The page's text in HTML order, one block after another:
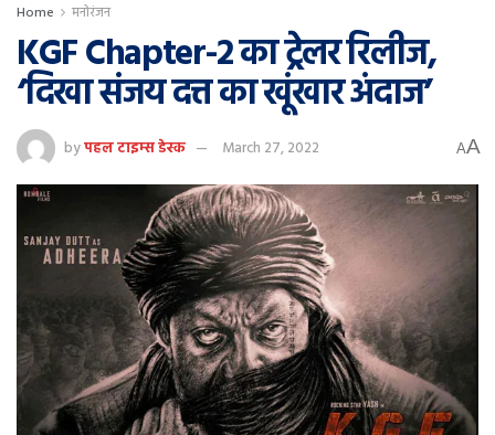
Home मनोरंजन
KGF Chapter-2 का ट्रेलर रिलीज,
‘दिखा संजय दत्त का खूंखार अंदाज’
byपहल टाइम्स डेस्क March 27, 2022 AA